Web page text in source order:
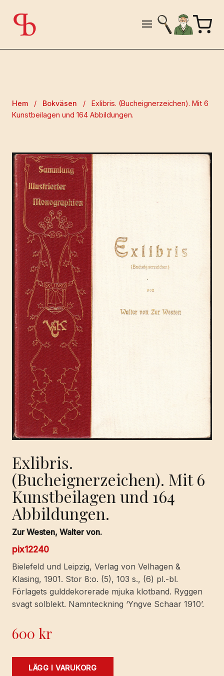
Hem / Bokväsen /
Exlibris. (Bucheignerzeichen). Mit 6
Kunstbeilagen und 164 Abbildungen.
Exlibris.
(Bucheignerzeichen). Mit 6
Kunstbeilagen und 164
Abbildungen.
Zur Westen, Walter von.
pix12240
Bielefeld und Leipzig, Verlag von Velhagen &
Klasing, 1901. Stor 8:o. (5), 103 s., (6) pl.-bl.
Förlagets gulddekorerade mjuka klotband. Ryggen
svagt solblekt. Namnteckning ‘Yngve Schaar 1910’.
600 kr
Exlibris.
LÄGG I VARUKORG